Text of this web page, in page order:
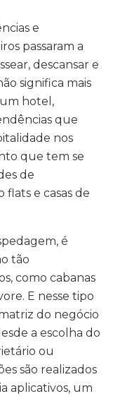
e
passaram a
descansar e
significa mais
hotel,
que
nos
que tem se
de
flats e casas de
é
tão
como cabanas
E nesse tipo
do negócio
a escolha do
ou
são realizados
aplicativos, um